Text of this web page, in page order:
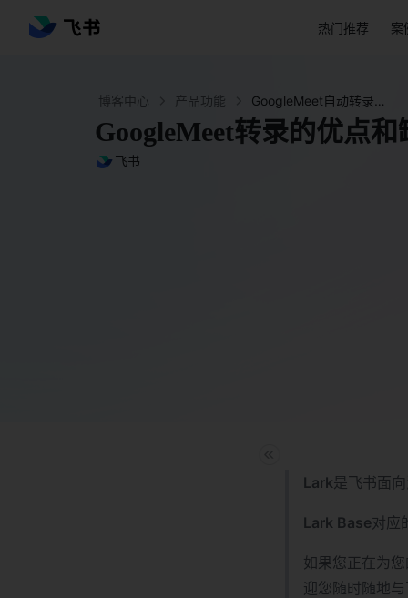
热门推荐 案
博客中心 产品功能 GoogleMeet自动转录和记录的优缺点 - 飞书官网
GoogleMeet转录的优点和
飞书
Lark是飞书面
Lark Base对应
如果您正在为
迎您随时随地